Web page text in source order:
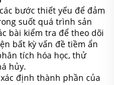
bước thiết yếu để đảm
suốt quá trình sản
bài kiểm tra để theo dõi
bất kỳ vấn đề tiềm ẩn
tích hóa học, thử
hủy.
định thành phần của